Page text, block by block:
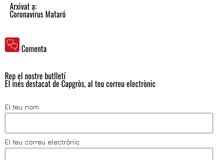
Arxivat a:
Coronavirus Mataró
Comenta
Rep el nostre butlletí
El més destacat de Capgròs, al teu correu electrònic
El teu nom
El teu correu electrònic